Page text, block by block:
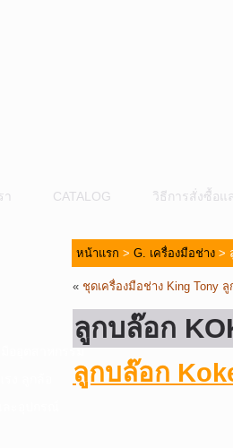
า CATALOG วิธีการสั่งซื้อแ
มืออุตสาหกรรม
หน้าแรก > G. เครื่องมือช่าง >
« ชุดเครื่องมือช่าง King Tony
ลูกบล๊อก
ลูกบล๊อก